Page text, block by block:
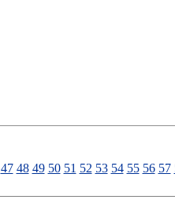
47 48 49 50 51 52 53 54 55 56 57